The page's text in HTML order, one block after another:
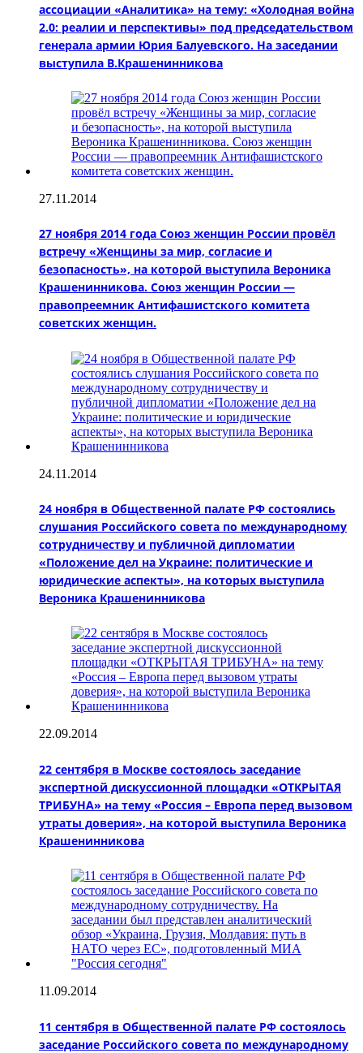
ассоциации «Аналитика» на тему: «Холодная война
2.0: реалии и перспективы» под председательством
генерала армии Юрия Балуевского. На заседании
выступила В.Крашенинникова
27.11.2014
27 ноября 2014 года Союз женщин России провёл
встречу «Женщины за мир, согласие и
безопасность», на которой выступила Вероника
Крашенинникова. Союз женщин России —
правопреемник Антифашистского комитета
советских женщин.
24.11.2014
24 ноября в Общественной палате РФ состоялись
слушания Российского совета по международному
сотрудничеству и публичной дипломатии
«Положение дел на Украине: политические и
юридические аспекты», на которых выступила
Вероника Крашенинникова
22.09.2014
22 сентября в Москве состоялось заседание
экспертной дискуссионной площадки «ОТКРЫТАЯ
ТРИБУНА» на тему «Россия – Европа перед вызовом
утраты доверия», на которой выступила Вероника
Крашенинникова
11.09.2014
11 сентября в Общественной палате РФ состоялось
заседание Российского совета по международному